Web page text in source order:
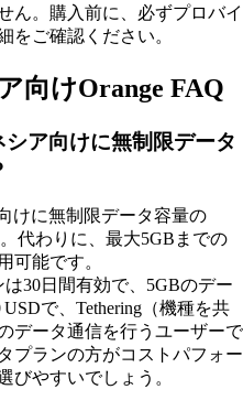
ん。購入前に、必ずプロバイ
をご確認ください。
向けOrange FAQ
ア向けに無制限データ
けに無制限データ容量の
代わりに、最大5GBまでの
可能です。
は30日間有効で、5GBのデー
で、Tethering（機種を共
データ通信を行うユーザーで
プランの方がコストパフォー
びやすいでしょう。